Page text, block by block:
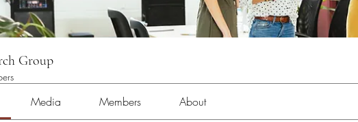
Group
Media Members About